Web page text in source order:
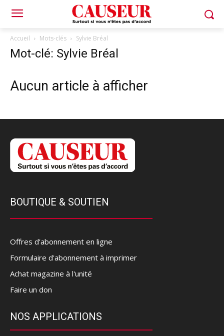
Accueil Mots-clés Sylvie Bréal
Mot-clé: Sylvie Bréal
Aucun article à afficher
BOUTIQUE & SOUTIEN
Offres d’abonnement en ligne
Formulaire d'abonnement à imprimer
Achat magazine à l'unité
Faire un don
NOS APPLICATIONS